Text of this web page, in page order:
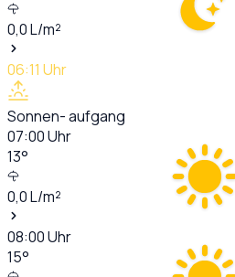
0,0L/m²
06:11 Uhr
Sonnen- aufgang
07:00Uhr
13°
0,0L/m²
08:00Uhr
15°